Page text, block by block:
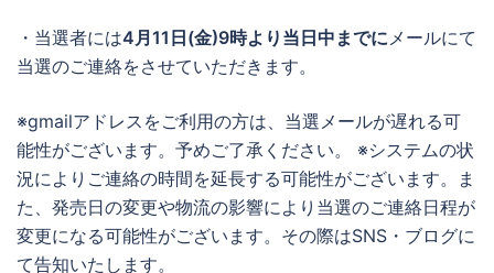
・当選者には4月11日(金)9時より当日中までに メールにて
当選のご連絡をさせていただきます。
※gmailアドレスをご利用の方は、当選メールが遅れる可
能性がございます。予めご了承ください。 ※システムの状
況によりご連絡の時間を延長する可能性がございます。ま
た、発売日の変更や物流の影響により当選のご連絡日程が
変更になる可能性がございます。その際はSNS・ブログに
て告知いたします。